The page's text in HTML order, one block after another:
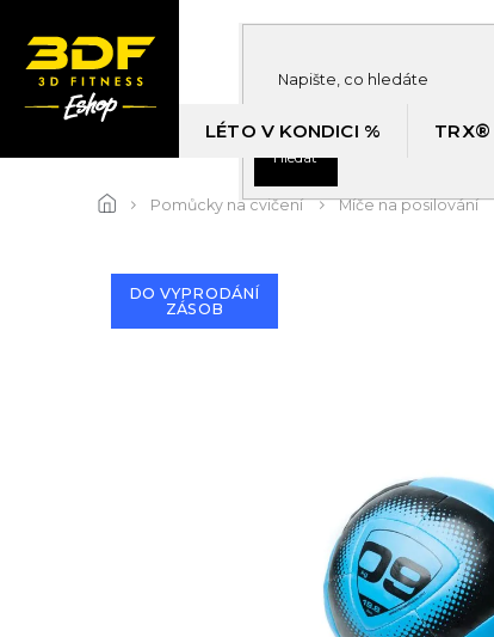
obsah
Hledat
LÉTO V KONDICI % TRX®
Pomůcky na cvičení Míče na posilování
DO VYPRODÁNÍ
ZÁSOB